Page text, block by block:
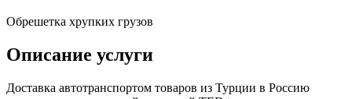
Обрешетка хрупких грузов
Описание услуги
Доставка автотранспортом товаров из Турции в Россию